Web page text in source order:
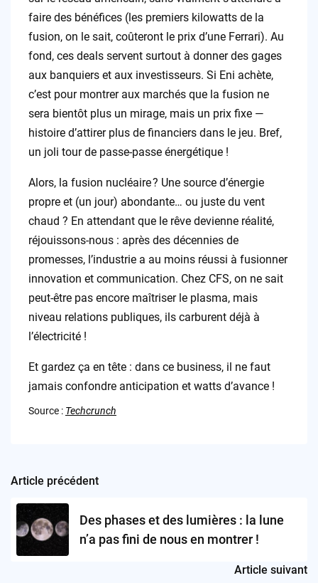
faire des bénéfices (les premiers kilowatts de la
fusion, on le sait, coûteront le prix d’une Ferrari). Au
fond, ces deals servent surtout à donner des gages
aux banquiers et aux investisseurs. Si Eni achète,
c’est pour montrer aux marchés que la fusion ne
sera bientôt plus un mirage, mais un prix fixe —
histoire d’attirer plus de financiers dans le jeu. Bref,
un joli tour de passe-passe énergétique !
Alors, la fusion nucléaire ? Une source d’énergie
propre et (un jour) abondante… ou juste du vent
chaud ? En attendant que le rêve devienne réalité,
réjouissons-nous : après des décennies de
promesses, l’industrie a au moins réussi à fusionner
innovation et communication. Chez CFS, on ne sait
peut-être pas encore maîtriser le plasma, mais
niveau relations publiques, ils carburent déjà à
l’électricité !
Et gardez ça en tête : dans ce business, il ne faut
jamais confondre anticipation et watts d’avance !
Source : Techcrunch
Post
navigation
Article précédent
Des phases et des lumières : la lune
n’a pas fini de nous en montrer !
Article suivant